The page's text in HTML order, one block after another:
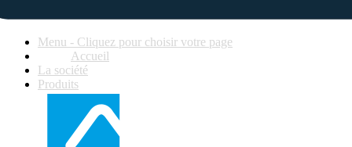
Menu - Cliquez pour choisir votre page
Accueil
La société
Produits